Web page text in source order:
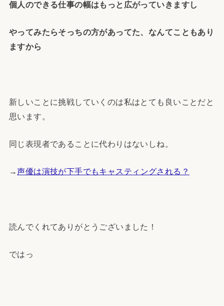
個人のできる仕事の幅はもっと広がっていきますし
やってみたらそっちの方があってた、なんてこともあり
ますから
新しいことに挑戦していくのは私はとても良いことだと
思います。
同じ表現者であることに代わりはないしね。
→声優は演技が下手でもキャスティングされる？
読んでくれてありがとうございました！
ではっ